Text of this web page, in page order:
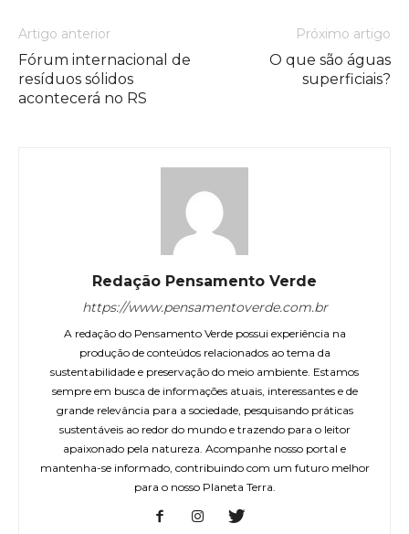
Artigo anterior
Fórum internacional de
resíduos sólidos
acontecerá no RS
Próximo artigo
O que são águas
superficiais?
Redação Pensamento Verde
https://www.pensamentoverde.com.br
A redação do Pensamento Verde possui experiência na
produção de conteúdos relacionados ao tema da
sustentabilidade e preservação do meio ambiente. Estamos
sempre em busca de informações atuais, interessantes e de
grande relevância para a sociedade, pesquisando práticas
sustentáveis ao redor do mundo e trazendo para o leitor
apaixonado pela natureza. Acompanhe nosso portal e
mantenha-se informado, contribuindo com um futuro melhor
para o nosso Planeta Terra.